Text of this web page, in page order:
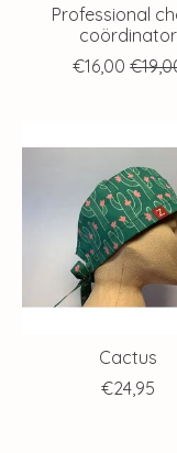
Professional
coördinator
€16,00
Cactus
€24,95